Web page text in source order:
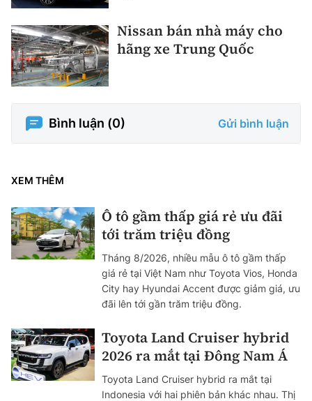
Nissan bán nhà máy cho
hãng xe Trung Quốc
Bình luận (0) Gửi bình luận
XEM THÊM
Ô tô gầm thấp giá rẻ ưu đãi
tới trăm triệu đồng
Tháng 8/2026, nhiều mẫu ô tô gầm thấp
giá rẻ tại Việt Nam như Toyota Vios, Honda
City hay Hyundai Accent được giảm giá, ưu
đãi lên tới gần trăm triệu đồng.
Toyota Land Cruiser hybrid
2026 ra mắt tại Đông Nam Á
Toyota Land Cruiser hybrid ra mắt tại
Indonesia với hai phiên bản khác nhau. Thị